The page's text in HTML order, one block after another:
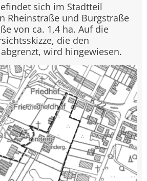
sich im Stadtteil
Rheinstraße und Burgstraße
von ca. 1,4 ha. Auf die
die den
wird hingewiesen.